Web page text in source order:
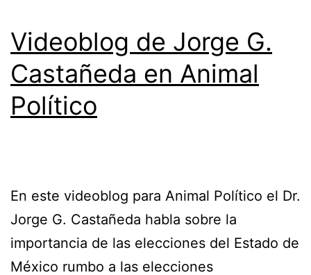
Videoblog de Jorge G.
Castañeda en Animal
Político
En este videoblog para Animal Político el Dr.
Jorge G. Castañeda habla sobre la
importancia de las elecciones del Estado de
México rumbo a las elecciones